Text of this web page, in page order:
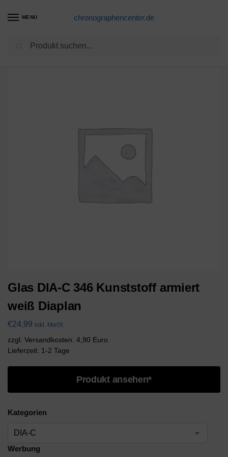
MENU chronographencenter.de
DIA-C Glas DIA-C 346 Kunststoff armiert weiß Diaplan
Glas DIA-C 346 Kunststoff armiert
weiß Diaplan
€24,99 inkl. MwSt.
zzgl. Versandkosten: 4,90 Euro
Lieferzeit: 1-2 Tage
Produkt ansehen*
Kategorien
Werbung